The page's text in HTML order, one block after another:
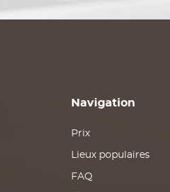
Navigation
Prix
Lieux populaires
FAQ